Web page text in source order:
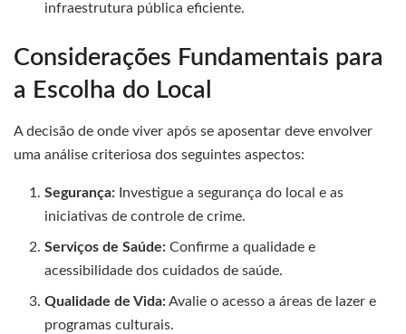
infraestrutura pública eficiente.
Considerações Fundamentais para
a Escolha do Local
A decisão de onde viver após se aposentar deve envolver
uma análise criteriosa dos seguintes aspectos:
Segurança: Investigue a segurança do local e as
iniciativas de controle de crime.
Serviços de Saúde: Confirme a qualidade e
acessibilidade dos cuidados de saúde.
Qualidade de Vida:Avalie o acesso a áreas de lazer e
programas culturais.